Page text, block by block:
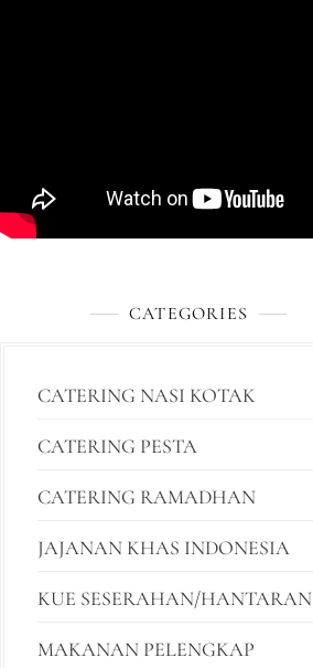
CATEGORIES
CATERING NASI KOTAK
CATERING PESTA
CATERING RAMADHAN
JAJANAN KHAS INDONESIA
KUE SESERAHAN/HANTARAN
MAKANAN PELENGKAP